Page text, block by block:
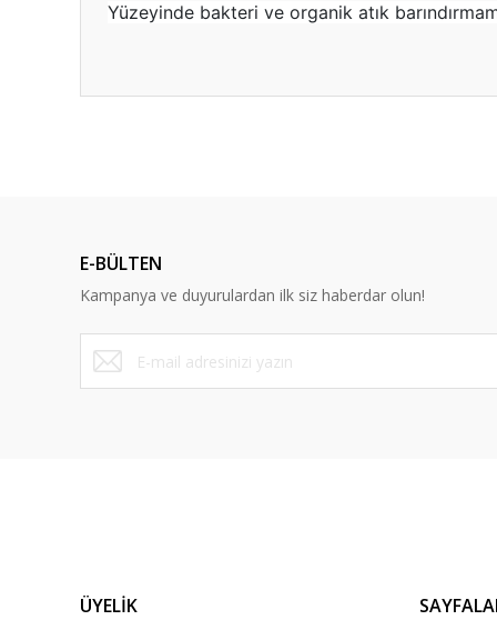
Yüzeyinde bakteri ve organik atık
E-BÜLTEN
Kampanya ve duyurulardan ilk siz haberdar olun!
ÜYELİK